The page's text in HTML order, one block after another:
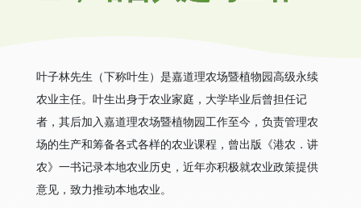
叶子林先生（下称叶生）是嘉道理农场暨植物园高级永续
农业主任。叶生出身于农业家庭，大学毕业后曾担任记
者，其后加入嘉道理农场暨植物园工作至今，负责管理农
场的生产和筹备各式各样的农业课程，曾出版《港农．讲
农》一书记录本地农业历史，近年亦积极就农业政策提供
意见，致力推动本地农业。